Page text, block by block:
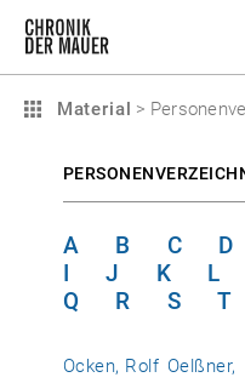
Material >
A B C D
I
J K L
Q
R S T
Ocken, Rolf Oelßner,